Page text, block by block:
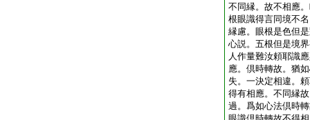
不同縁。故不相應
根眼識得言同境不
縁慮。眼根是色但
心説。五根但是境
人作量難汝頼耶識
應。倶時轉故。猶
失。一決定相違。
得有相應。不同縁
過。爲如心法倶時